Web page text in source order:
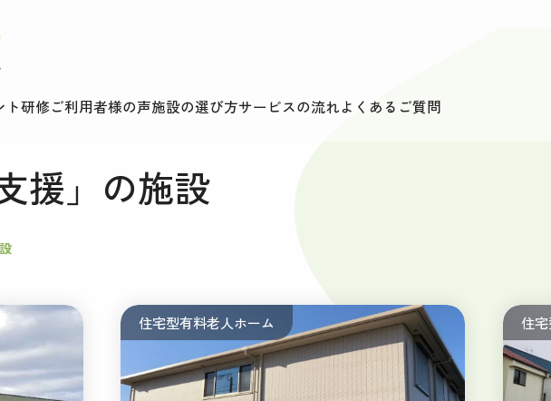
ト研修ご利用者様の声施設の選び方サービスの流れよくあるご質問
援」の施設
住宅型有料老人ホーム 住